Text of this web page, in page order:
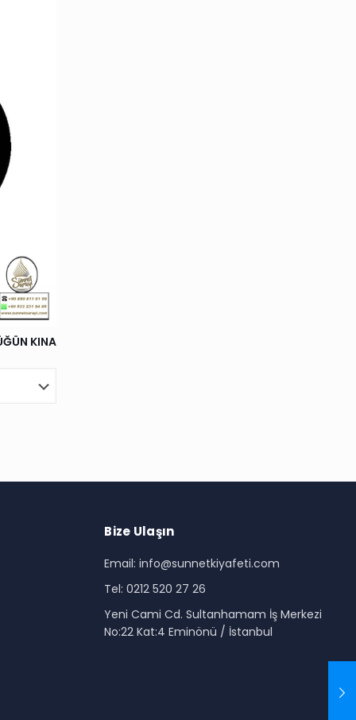
KINA
Bize Ulaşın
Email: info@sunnetkiyafeti.com
Tel: 0212 520 27 26
Yeni Cami Cd. Sultanhamam İş Merkezi
No:22 Kat:4 Eminönü / İstanbul